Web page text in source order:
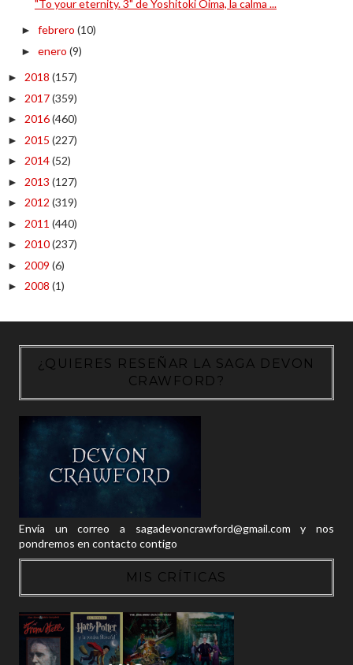
"To your eternity. 3" de Yoshitoki Oima, la calma ...
► febrero (10)
► enero (9)
► 2018 (157)
► 2017(359)
► 2016(460)
► 2015 (227)
► 2014(52)
► 2013 (127)
► 2012 (319)
► 2011 (440)
► 2010(237)
► 2009 (6)
► 2008 (1)
¿QUIERES RESEÑAR LA SAGA DEVON
CRAWFORD?
Envía un correo a sagadevoncrawford@gmail.com y nos
pondremos en contacto contigo
MIS CRÍTICAS